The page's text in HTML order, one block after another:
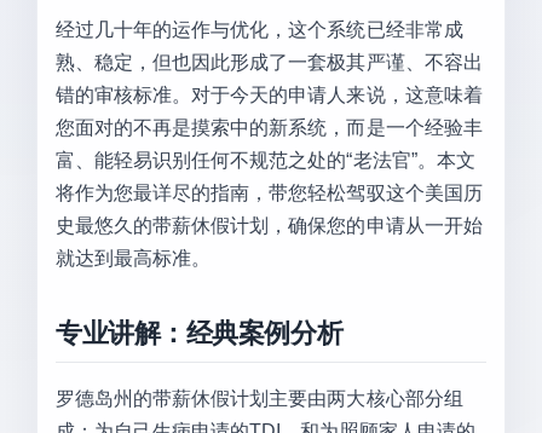
经过几十年的运作与优化，这个系统已经非常成
熟、稳定，但也因此形成了一套极其严谨、不容出
错的审核标准。对于今天的申请人来说，这意味着
您面对的不再是摸索中的新系统，而是一个经验丰
富、能轻易识别任何不规范之处的“老法官”。本文
将作为您最详尽的指南，带您轻松驾驭这个美国历
史最悠久的带薪休假计划，确保您的申请从一开始
就达到最高标准。
专业讲解：经典案例分析
罗德岛州的带薪休假计划主要由两大核心部分组